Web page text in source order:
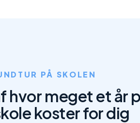
PÅ SKOLEN
hvor meget et år
koster for dig